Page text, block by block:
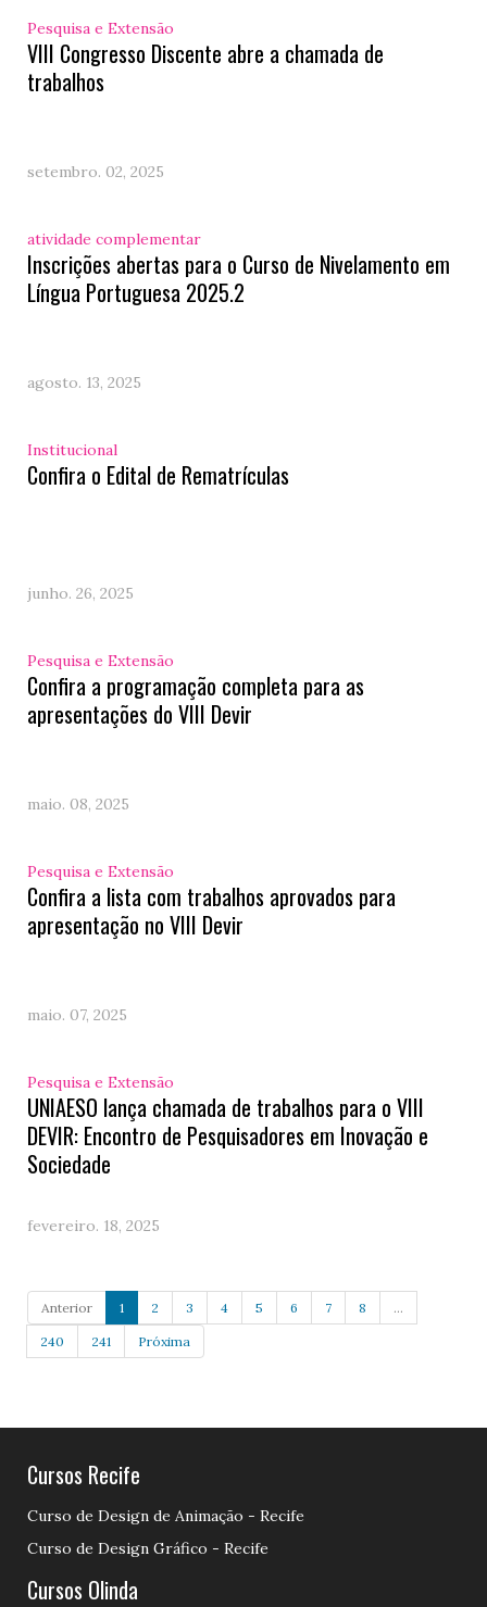
Pesquisa e Extensão
VIII Congresso Discente abre a chamada de
trabalhos
setembro. 02, 2025
atividade complementar
Inscrições abertas para o Curso de Nivelamento em
Língua Portuguesa 2025.2
agosto. 13, 2025
Institucional
Confira o Edital de Rematrículas
junho. 26, 2025
Pesquisa e Extensão
Confira a programação completa para as
apresentações do VIII Devir
maio. 08, 2025
Pesquisa e Extensão
Confira a lista com trabalhos aprovados para
apresentação no VIII Devir
maio. 07, 2025
Pesquisa e Extensão
UNIAESO lança chamada de trabalhos para o VIII
DEVIR: Encontro de Pesquisadores em Inovação e
Sociedade
fevereiro. 18, 2025
Anterior 1 2 3 4 5 6 7 8 ...
240 241 Próxima
Cursos Recife
Curso de Design de Animação - Recife
Curso de Design Gráfico - Recife
Cursos Olinda